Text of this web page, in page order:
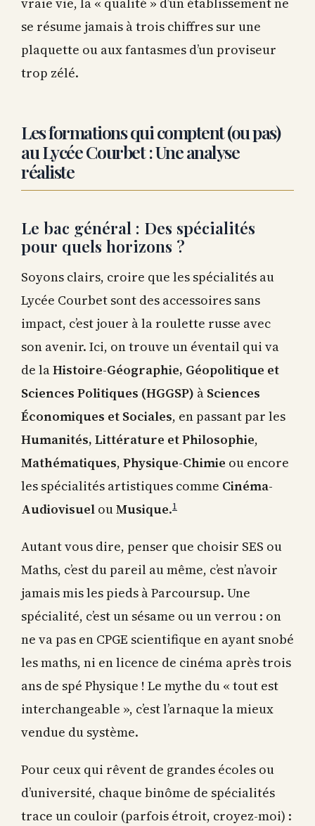
se résume jamais à trois chiffres sur une
plaquette ou aux fantasmes d’un proviseur
trop zélé.
Les formations qui comptent (ou pas)
au Lycée Courbet : Une analyse
réaliste
Le bac général : Des spécialités
pour quels horizons ?
Soyons clairs, croire que les spécialités au
Lycée Courbet sont des accessoires sans
impact, c’est jouer à la roulette russe avec
son avenir. Ici, on trouve un éventail qui va
de laHistoire-Géographie, Géopolitique et
Sciences Politiques (HGGSP) à Sciences
Économiques et Sociales, en passant par les
Humanités, Littérature et Philosophie,
Mathématiques, Physique-Chimie ou encore
les spécialités artistiques comme Cinéma-
Audiovisuel ouMusique.1
Autant vous dire, penser que choisir SES ou
Maths, c’est du pareil au même, c’est n’avoir
jamais mis les pieds à Parcoursup. Une
spécialité, c’est un sésame ou un verrou : on
ne va pas en CPGE scientifique en ayant snobé
les maths, ni en licence de cinéma après trois
ans de spé Physique ! Le mythe du « tout est
interchangeable », c’est l’arnaque la mieux
vendue du système.
Pour ceux qui rêvent de grandes écoles ou
d’université, chaque binôme de spécialités
trace un couloir (parfois étroit, croyez-moi) :